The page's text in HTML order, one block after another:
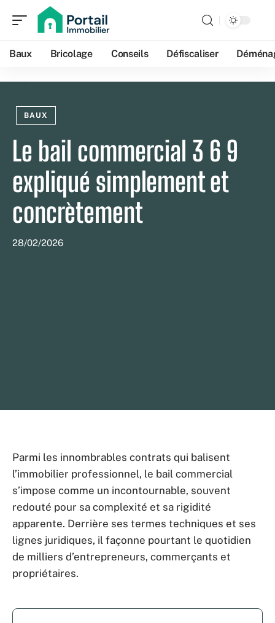
Baux Bricolage Conseils Défiscaliser
BAUX
Le bail commercial 3 6 9
expliqué simplement et
concrètement
28/02/2026
Parmi les innombrables contrats qui balisent
l’immobilier professionnel, le bail commercial
s’impose comme un incontournable, souvent
redouté pour sa complexité et sa rigidité
apparente. Derrière ses termes techniques et ses
lignes juridiques, il façonne pourtant le quotidien
de milliers d’entrepreneurs, commerçants et
propriétaires.